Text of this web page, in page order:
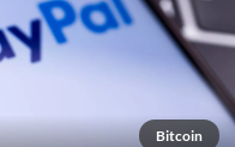
Bitcoin